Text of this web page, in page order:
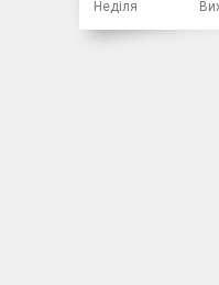
Неділя